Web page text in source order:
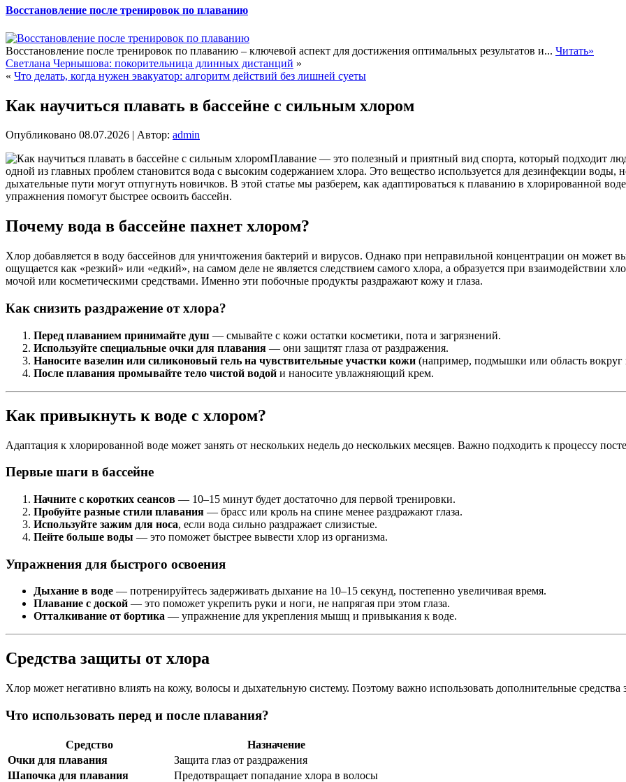
Восстановление после тренировок по плаванию
Восстановление после тренировок по плаванию – ключевой аспект для достижения оптимальных результатов и... Читать»
Светлана Чернышова: покорительница длинных дистанций »
« Что делать, когда нужен эвакуатор: алгоритм действий без лишней суеты
Как научиться плавать в бассейне с сильным хлором
Опубликовано 08.07.2026 Автор: admin
Плавание — это полезный и приятный вид спорта, который подходит
одной из главных проблем становится вода с высоким содержанием хлора. Это вещество используется для дезинфекции воды,
дыхательные пути могут отпугнуть новичков. В этой статье мы разберем, как адаптироваться к плаванию в хлорированной
упражнения помогут быстрее освоить бассейн.
Почему вода в бассейне пахнет хлором?
Хлор добавляется в воду бассейнов для уничтожения бактерий и вирусов. Однако при неправильной концентрации он может
ощущается как «резкий» или «едкий», на самом деле не является следствием самого хлора, а образуется при
мочой или косметическими средствами. Именно эти побочные продукты раздражают кожу и глаза.
Как снизить раздражение от хлора?
Перед плаванием принимайте душ — смывайте с кожи остатки косметики, пота и загрязнений.
Используйте специальные очки для плавания — они защитят глаза от раздражения.
Наносите вазелин или силиконовый гель на чувствительные участки кожи (например, подмышки или область вокруг
После плавания промывайте тело чистой водой и наносите увлажняющий крем.
Как привыкнуть к воде с хлором?
Адаптация к хлорированной воде может занять от нескольких недель до нескольких месяцев. Важно подходить к процессу
Первые шаги в бассейне
Начните с коротких сеансов — 10–15 минут будет достаточно для первой тренировки.
Пробуйте разные стили плавания — брасс или кроль на спине менее раздражают глаза.
Используйте зажим для носа, если вода сильно раздражает слизистые.
Пейте больше воды — это поможет быстрее вывести хлор из организма.
Упражнения для быстрого освоения
Дыхание в воде — потренируйтесь задерживать дыхание на 10–15 секунд, постепенно увеличивая время.
Плавание с доской — это поможет укрепить руки и ноги, не напрягая при этом глаза.
Отталкивание от бортика — упражнение для укрепления мышц и привыкания к воде.
Средства защиты от хлора
Хлор может негативно влиять на кожу, волосы и дыхательную систему. Поэтому важно использовать дополнительные средства
Что использовать перед и после плавания?
Средство
Назначение
Очки для плавания
Защита глаз от раздражения
Шапочка для плавания
Предотвращает попадание хлора в волосы